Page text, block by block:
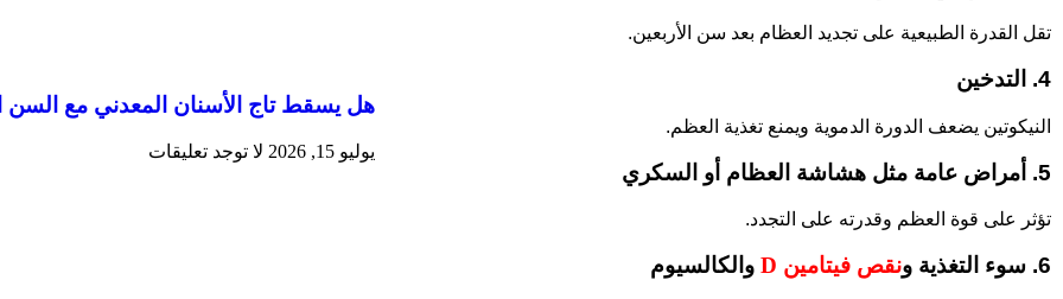
تقل القدرة الطبيعية على تجديد العظام بعد سن الأربعين.
4. التدخين
النيكوتين يضعف الدورة الدموية ويمنع تغذية العظم.
5. أمراض عامة مثل هشاشة العظام أو السكري
تؤثر على قوة العظم وقدرته على التجدد.
6. سوء التغذية و نقص فيتامين D والكالسيوم
هل يسقط تاج الأسنان المعدني مع السن
يوليو 15, 2026 لا توجد تعليقات